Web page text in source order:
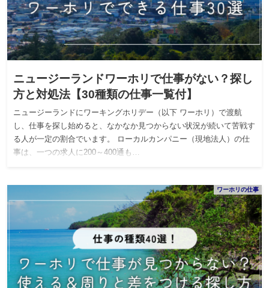
ニュージーランドワーホリで仕事がない？探し
方と対処法【30種類の仕事一覧付】
ニュージーランドにワーキングホリデー（以下 ワーホリ）で渡航
し、仕事を探し始めると、なかなか見つからない状況が続いて苦戦す
る人が一定の割合でいます。 ローカルカンパニー（現地法人）の仕
事は、一つの求人に200～400通も…
ワーホリの仕事